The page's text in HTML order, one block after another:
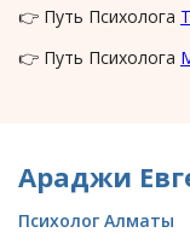
👉 Путь Психолога
👉 Путь Психолога
Араджи
Психолог Алматы